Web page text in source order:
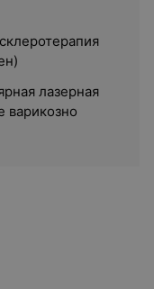
лазерная
варикозно